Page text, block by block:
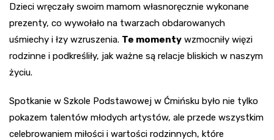
Dzieci wręczały swoim mamom własnoręcznie wykonane
prezenty, co wywołało na twarzach obdarowanych
uśmiechy i łzy wzruszenia. Te momenty wzmocniły więzi
rodzinne i podkreśliły, jak ważne są relacje bliskich w naszym
życiu.
Spotkanie w Szkole Podstawowej w Ćmińsku było nie tylko
pokazem talentów młodych artystów, ale przede wszystkim
celebrowaniem miłości i wartości rodzinnych, które